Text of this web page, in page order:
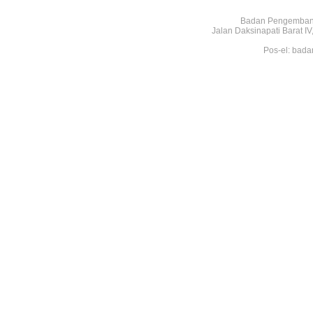
Badan
Jalan Daksinapati Barat
Pos-el: